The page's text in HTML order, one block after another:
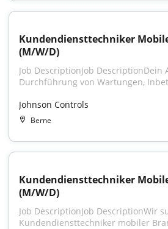
Kundendiensttechniker
(M/W/D)
Job DescriptionJob DescriptionDein
Durchführung von Wartungen,
Johnson Controls
Berne
Kundendiensttechniker
(M/W/D)
Job DescriptionJob DescriptionWir
Kundendiensttechniker mobiler